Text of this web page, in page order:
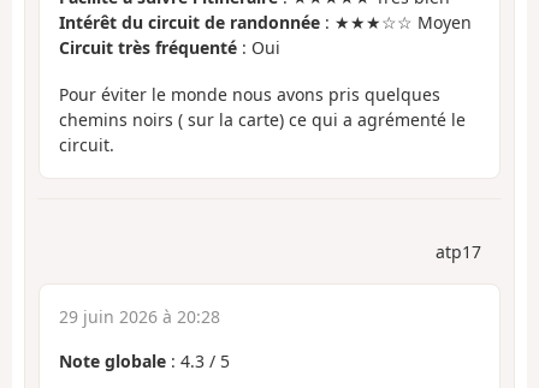
Intérêt du circuit de randonnée : ★★★☆☆ Moyen
Circuit très fréquenté : Oui
Pour éviter le monde nous avons pris quelques
chemins noirs ( sur la carte) ce qui a agrémenté le
circuit.
atp17
29 juin 2026 à 20:28
Note globale : 4.3 / 5